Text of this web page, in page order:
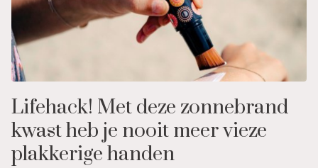
Lifehack! Met deze zonnebrand
kwast heb je nooit meer vieze
plakkerige handen